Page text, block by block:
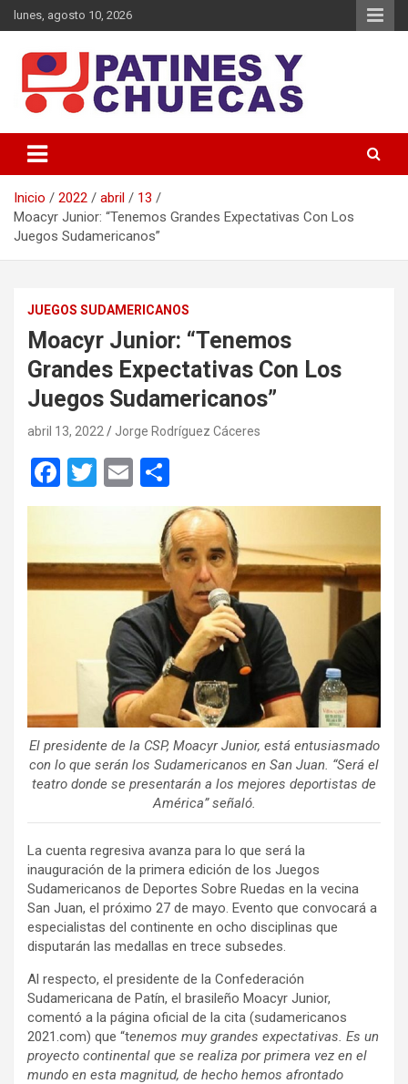
Saltar
al
lunes, agosto 10, 2026
Patines y Chuecas
Inicio 2022 abril
13
Moacyr Junior: “Tenemos Grandes Expectativas Con Los
Juegos Sudamericanos”
JUEGOS SUDAMERICANOS
Moacyr Junior: “Tenemos
Grandes Expectativas Con Los
Juegos Sudamericanos”
abril 13, 2022 Jorge Rodríguez Cáceres
F
a
b
o
T
er
E
ail
o
m
p
ar
tir
El presidente de la CSP, Moacyr Junior, está entusiasmado
con lo que serán los Sudamericanos en San Juan. “Será el
teatro donde se presentarán a los mejores deportistas de
América” señaló.
La cuenta regresiva avanza para lo que será la
inauguración de la primera edición de los Juegos
Sudamericanos de Deportes Sobre Ruedas en la vecina
San Juan, el próximo 27 de mayo. Evento que convocará a
especialistas del continente en ocho disciplinas que
disputarán las medallas en trece subsedes.
Al respecto, el presidente de la Confederación
Sudamericana de Patín, el brasileño Moacyr Junior,
comentó a la página oficial de la cita (sudamericanos
2021.com) que “tenemos muy grandes expectativas. Es un
proyecto continental que se realiza por primera vez en el
mundo en esta magnitud, de hecho hemos afrontado